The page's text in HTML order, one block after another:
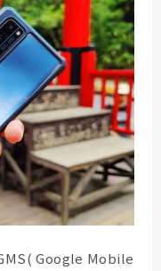
Google Mobile